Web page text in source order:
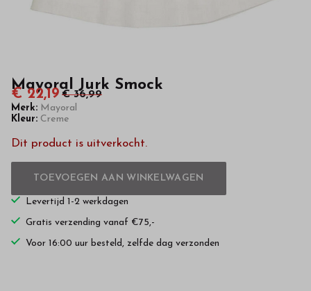
Mayoral Jurk Smock
€ 22,19 € 36,99
Merk: Mayoral
Kleur: Creme
Dit product is uitverkocht.
TOEVOEGEN AAN WINKELWAGEN
Levertijd 1-2 werkdagen
Gratis verzending vanaf €75,-
Voor 16:00 uur besteld, zelfde dag verzonden